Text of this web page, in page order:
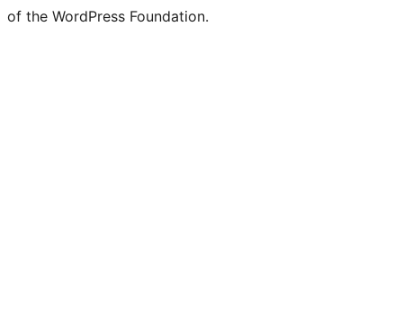
of the WordPress Foundation.